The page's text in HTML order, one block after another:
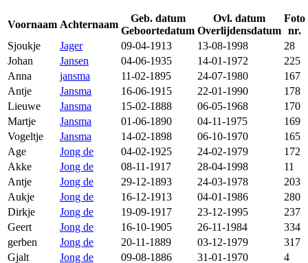
Voornaam Achternaam
Geb. datum
Geboortedatum
Ovl. datum
Overlijdensdatum
Foto
nr.
Sjoukje
Jager 09-04-1913 13-08-1998
28
Johan
Jansen 04-06-1935 14-01-1972
225
Anna
jansma 11-02-1895 24-07-1980
167
Antje
Jansma 16-06-1915 22-01-1990
178
Lieuwe
Jansma 15-02-1888 06-05-1968
170
Martje
Jansma 01-06-1890 04-11-1975
169
Vogeltje
Jansma 14-02-1898 06-10-1970
165
Age
Jong de 04-02-1925 24-02-1979
172
Akke
Jong de 08-11-1917 28-04-1998
11
Antje
Jong de 29-12-1893 24-03-1978
203
Aukje
Jong de 16-12-1913 04-01-1986
280
Dirkje
Jong de 19-09-1917 23-12-1995
237
Geert
Jong de 16-10-1905 26-11-1984
334
gerben
Jong de 20-11-1889 03-12-1979
317
Gjalt
Jong de 09-08-1886 31-01-1970
4